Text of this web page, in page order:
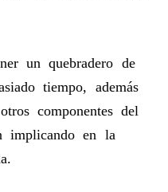
un quebradero de
tiempo, además
componentes del
implicando en la